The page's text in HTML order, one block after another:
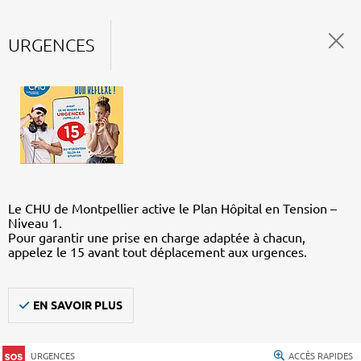
URGENCES
Le CHU de Montpellier active le Plan Hôpital en Tension –
Niveau 1.
Pour garantir une prise en charge adaptée à chacun,
appelez le 15 avant tout déplacement aux urgences.
EN SAVOIR PLUS
URGENCES ACCÈS RAPIDES